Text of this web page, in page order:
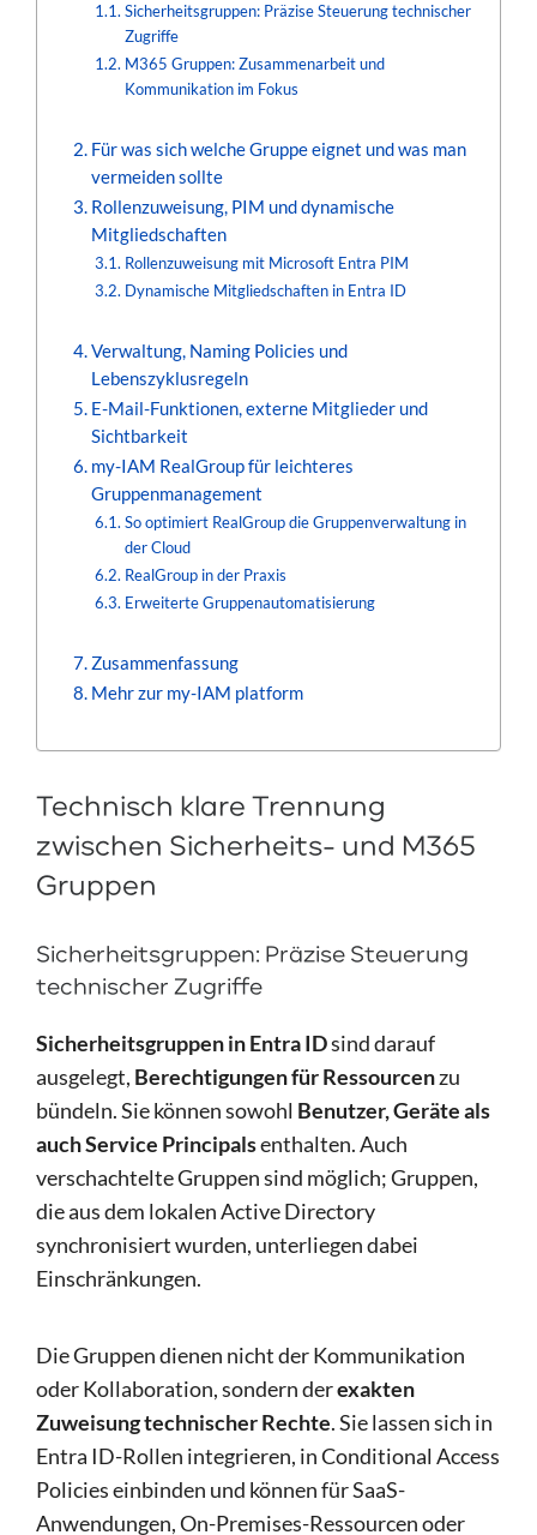
Sicherheitsgruppen: Präzise Steuerung technischer
Zugriffe
M365 Gruppen: Zusammenarbeit und
Kommunikation im Fokus
Für was sich welche Gruppe eignet und was man
vermeiden sollte
Rollenzuweisung, PIM und dynamische
Mitgliedschaften
Rollenzuweisung mit Microsoft Entra PIM
Dynamische Mitgliedschaften in Entra ID
Verwaltung, Naming Policies und
Lebenszyklusregeln
E-Mail-Funktionen, externe Mitglieder und
Sichtbarkeit
my-IAM RealGroup für leichteres
Gruppenmanagement
So optimiert RealGroup die Gruppenverwaltung in
der Cloud
RealGroup in der Praxis
Erweiterte Gruppenautomatisierung
Zusammenfassung
Mehr zur my-IAM platform
Technisch klare Trennung
zwischen Sicherheits- und M365
Gruppen
Sicherheitsgruppen: Präzise Steuerung
technischer Zugriffe
Sicherheitsgruppen in Entra IDsind darauf
ausgelegt, Berechtigungen für Ressourcenzu
bündeln. Sie können sowohl Benutzer, Geräte als
auch Service Principalsenthalten. Auch
verschachtelte Gruppen sind möglich;Gruppen,
dieausdem lokalenActiveDirectory
synchronisiertwurden, unterliegendabei
Einschränkungen.
Die Gruppen dienen nicht der Kommunikation
oder Kollaboration, sondern derexakten
Zuweisung technischer Rechte. Sie lassen sich in
Entra ID-Rollen integrieren, in Conditional Access
Policies einbinden und können für SaaS-
Anwendungen, On-Premises-Ressourcen oder